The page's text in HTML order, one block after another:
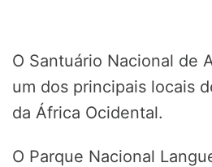
O Santuário Nacional de
um dos principais locais
da África Ocidental.
O Parque Nacional